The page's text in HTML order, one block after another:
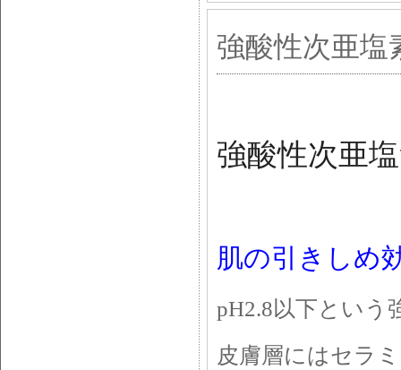
強酸性次亜塩
強酸性次亜
肌の引きしめ
pH2.8以下という
皮膚層にはセラ